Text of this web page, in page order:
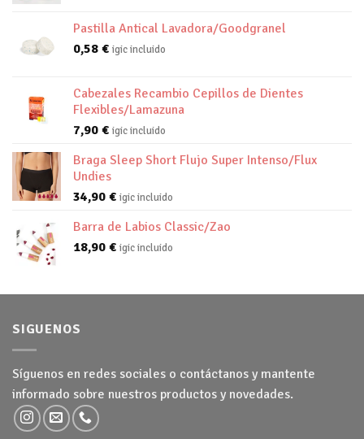
Pastilla Antical Lavadora/Goodgranel
0,58 € igic incluido
Cabezales Recambio Cepillos de Dientes
Flexibles/Lamazuna
7,90 € igic incluido
Braga Sleep Short Flujo Super Intenso/Flux
Undies
34,90 € igic incluido
Barra de Labios Classic/Zao
18,90 € igic incluido
SIGUENOS
Síguenos en redes sociales o contáctanos y mantente
informado sobre nuestros productos y novedades.